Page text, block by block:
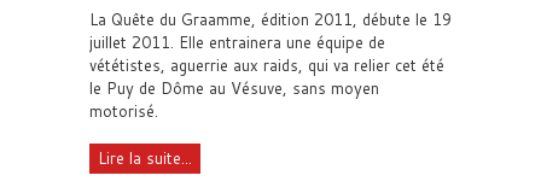
La Quête du Graamme, édition 2011, débute le 19
juillet 2011. Elle entrainera une équipe de
vététistes, aguerrie aux raids, qui va relier cet été
le Puy de Dôme au Vésuve, sans moyen
motorisé.
Lire la suite...